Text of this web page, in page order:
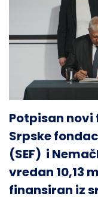
Potpisan
Srpske
(SEF) i
vredan 10,13
finansiran iz